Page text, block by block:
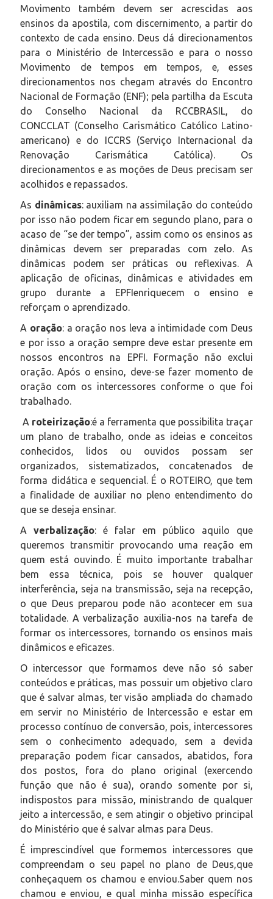
Movimento também devem ser acrescidas aos
ensinos da apostila, com discernimento, a partir do
contexto de cada ensino. Deus dá direcionamentos
para o Ministério de Intercessão e para o nosso
Movimento de tempos em tempos, e, esses
direcionamentos nos chegam através do Encontro
Nacional de Formação (ENF); pela partilha da Escuta
do Conselho Nacional da RCCBRASIL, do
CONCCLAT (Conselho Carismático Católico Latino-
americano) e do ICCRS (Serviço Internacional da
Renovação Carismática Católica). Os
direcionamentos e as moções de Deus precisam ser
acolhidos e repassados.
As dinâmicas: auxiliam na assimilação do conteúdo
por isso não podem ficar em segundo plano, para o
acaso de “se der tempo”, assim como os ensinos as
dinâmicas devem ser preparadas com zelo. As
dinâmicas podem ser práticas ou reflexivas. A
aplicação de oficinas, dinâmicas e atividades em
grupo durante a EPFIenriquecem o ensino e
reforçam o aprendizado.
A oração: a oração nos leva a intimidade com Deus
e por isso a oração sempre deve estar presente em
nossos encontros na EPFI. Formação não exclui
oração. Após o ensino, deve-se fazer momento de
oração com os intercessores conforme o que foi
trabalhado.
A roteirização:é a ferramenta que possibilita traçar
um plano de trabalho, onde as ideias e conceitos
conhecidos, lidos ou ouvidos possam ser
organizados, sistematizados, concatenados de
forma didática e sequencial. É o ROTEIRO, que tem
a finalidade de auxiliar no pleno entendimento do
que se deseja ensinar.
Averbalização: é falar em público aquilo que
queremos transmitir provocando uma reação em
quem está ouvindo. É muito importante trabalhar
bem essa técnica, pois se houver qualquer
interferência, seja na transmissão, seja na recepção,
o que Deus preparou pode não acontecer em sua
totalidade. A verbalização auxilia-nos na tarefa de
formar os intercessores, tornando os ensinos mais
dinâmicos e eficazes.
O intercessor que formamos deve não só saber
conteúdos e práticas, mas possuir um objetivo claro
que é salvar almas, ter visão ampliada do chamado
em servir no Ministério de Intercessão e estar em
processo contínuo de conversão, pois, intercessores
sem o conhecimento adequado, sem a devida
preparação podem ficar cansados, abatidos, fora
dos postos, fora do plano original (exercendo
função que não é sua), orando somente por si,
indispostos para missão, ministrando de qualquer
jeito a intercessão, e sem atingir o objetivo principal
do Ministério que é salvar almas para Deus.
É imprescindível que formemos intercessores que
compreendam o seu papel no plano de Deus,que
conheçaquem os chamou e enviou.Saber quem nos
chamou e enviou, e qual minha missão específica